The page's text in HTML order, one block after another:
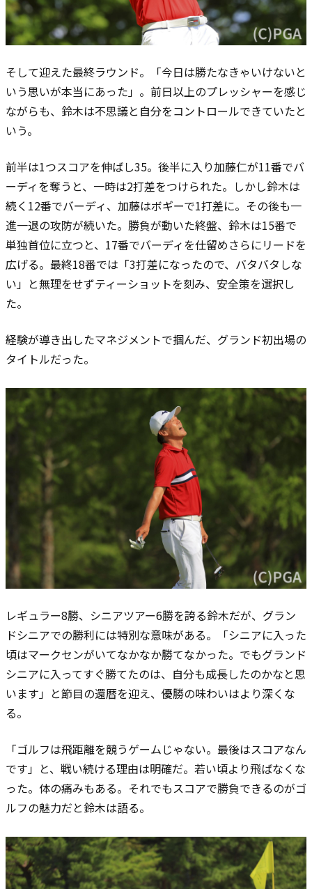
そして迎えた最終ラウンド。
「今日は勝たなきゃいけないと
いう思いが本当にあった」。前日以上のプレッシャーを感じ
ながらも、鈴木は不思議と自分をコントロールできていたと
いう。
前半は1つスコアを伸ばし35。後半に入り加藤仁が11番でバ
ーディを奪うと、一時は2打差をつけられた。しかし鈴木は
続く12番でバーディ、加藤はボギーで1打差に。その後も一
進一退の攻防が続いた。勝負が動いた終盤、鈴木は15番で
単独首位に立つと、17番でバーディを仕留めさらにリードを
広げる。最終18番では「3打差になったので、バタバタしな
い」と無理をせずティーショットを刻み、安全策を選択し
た。
経験が導き出したマネジメントで掴んだ、グランド初出場の
タイトルだった。
レギュラー8勝、シニアツアー6勝を誇る鈴木だが、グラン
ドシニアでの勝利には特別な意味がある。「シニアに入った
頃はマークセンがいてなかなか勝てなかった。でもグランド
シニアに入ってすぐ勝てたのは、自分も成長したのかなと思
います」と節目の還暦を迎え、優勝の味わいはより深くな
る。
「ゴルフは飛距離を競うゲームじゃない。最後はスコアなん
です」と、戦い続ける理由は明確だ。若い頃より飛ばなくな
った。体の痛みもある。それでもスコアで勝負できるのがゴ
ルフの魅力だと鈴木は語る。